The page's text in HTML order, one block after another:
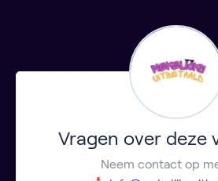
Vragen over deze
Neem contact op